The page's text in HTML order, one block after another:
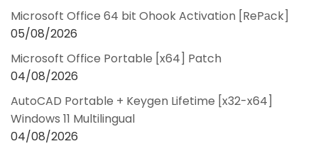
Microsoft Office 64 bit Ohook Activation [RePаck]
05/08/2026
Microsoft Office Portable [x64] Patch
04/08/2026
AutoCAD Portable + Keygen Lifetime [x32-x64]
Windows 11 Multilingual
04/08/2026